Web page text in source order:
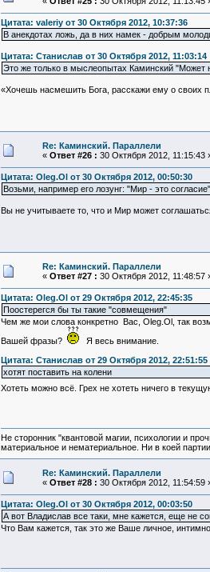
Цитата: valeriy от 30 Октября 2012, 10:37:36
В анекдотах ложь, да в них намек - добрым
Цитата: Станислав от 30 Октября 2012, 11:03:14
Это же только в мыслеопытах Каминский "Может
«Хочешь насмешить Бога, расскажи ему о своих
Re: Каминский. Параллели
« Ответ #26 : 30 Октября 2012, 11:15:43
Цитата: Oleg.Ol от 30 Октября 2012, 00:50:30
Возьми, например его лозунг: "Мир - это
Вы не учитываете то, что и Мир может
Re: Каминский. Параллели
« Ответ #27 : 30 Октября 2012, 11:48:57
Цитата: Oleg.Ol от 29 Октября 2012, 22:45:35
Поостерегся бы ты такие "совмещения"
Чем же мои слова конкретно Вас, Oleg.Ol, так
Вашей фразы?
Я весь внимание.
Цитата: Станислав от 29 Октября 2012, 22:51:55
хотят поставить на колени
Хотеть можно всё. Грех не хотеть ничего в
Не сторонник "квантовой магии, психологии и
материальное и нематериальное. Ни в коей
Re: Каминский. Параллели
« Ответ #28 : 30 Октября 2012, 11:54:59
Цитата: Oleg.Ol от 30 Октября 2012, 00:03:50
А вот Владислав все таки, мне кажется, еще не
Что Вам кажется, так это же Ваше личное,